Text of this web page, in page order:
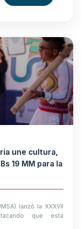
une cultura,
19 MM para la
lanzó la XXXVII
que esta